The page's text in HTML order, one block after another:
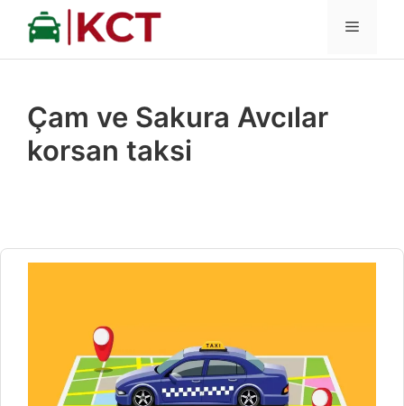
İçeriğe
MENÜ
Çam ve Sakura Avcılar
korsan taksi